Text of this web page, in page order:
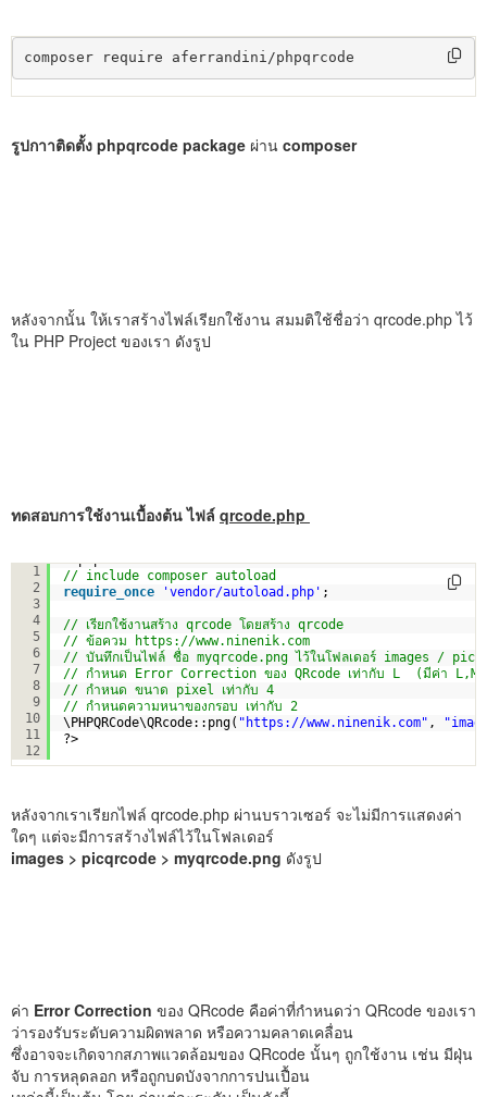
composer require aferrandini/phpqrcode
รูปกาาติดตั้ง phpqrcode package ผ่าน composer
หลังจากนั้น ให้เราสร้างไฟล์เรียกใช้งาน สมมติใช้ชื่อว่า qrcode.php ไว้
ใน PHP Project ของเรา ดังรูป
ทดสอบการใช้งานเบื้องต้น ไฟล์ qrcode.php
1
2
3
4
5
6
7
8
9
10
11
12
// include composer autoload
require_once
'vendor/autoload.php' ;
// เรียกใช้งานสร้าง qrcode โดยสร้าง qrcode
// ข้อควม
https://www.ninenik.com
// บันทึกเป็นไฟล์ ชื่อ myqrcode.png ไว้ในโฟลเดอร์ images /
// กำหนด Error Correction ของ QRcode เท่ากับ L  (มีค่า
// กำหนด ขนาด pixel เท่ากับ 4
// กำหนดความหนาของกรอบ เท่ากับ 2
\PHPQRCode\QRcode::png( " https://www.ninenik.com" ,
?>
หลังจากเราเรียกไฟล์ qrcode.php ผ่านบราวเซอร์ จะไม่มีการแสดงค่า
ใดๆ แต่จะมีการสร้างไฟล์ไว้ในโฟลเดอร์
images > picqrcode > myqrcode.png ดังรูป
ค่า Error Correction ของ QRcode คือค่าที่กำหนดว่า QRcode ของเรา
ว่ารองรับระดับความผิดพลาด หรือความคลาดเคลื่อน
ซึ่งอาจจะเกิดจากสภาพแวดล้อมของ QRcode นั้นๆ ถูกใช้งาน เช่น มีฝุ่น
จับ การหลุดลอก หรือถูกบดบังจากการปนเปื้อน